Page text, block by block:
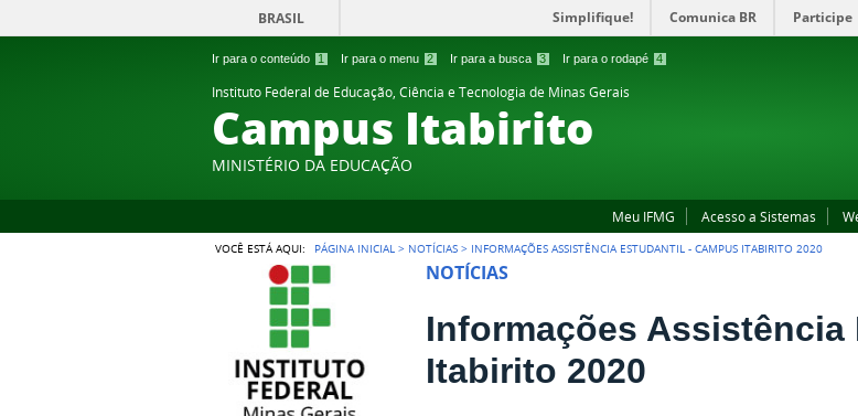
Ir para o conteúdo 1 Ir para o menu 2 Ir para a busca 3 Ir para o rodapé 4
BRASIL Simplifique! Comunica BR Participe
Instituto Federal de Educação, Ciência e Tecnologia de Minas Gerais
Campus Itabirito
MINISTÉRIO DA EDUCAÇÃO
Meu IFMG Acesso a Sistemas
VOCÊ ESTÁ AQUI: PÁGINA INICIAL > NOTÍCIAS > INFORMAÇÕES ASSISTÊNCIA ESTUDANTIL - CAMPUS ITABIRITO 2020
NOTÍCIAS
Informações
Itabirito 2020